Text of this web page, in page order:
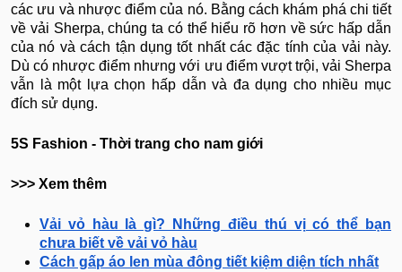
các ưu và nhược điểm của nó. Bằng cách khám phá chi tiết
về vải Sherpa, chúng ta có thể hiểu rõ hơn về sức hấp dẫn
của nó và cách tận dụng tốt nhất các đặc tính của vải này.
Dù có nhược điểm nhưng với ưu điểm vượt trội, vải Sherpa
vẫn là một lựa chọn hấp dẫn và đa dụng cho nhiều mục
đích sử dụng.
5S Fashion - Thời trang cho nam giới
>>> Xem thêm
Vải vỏ hàu là gì? Những điều thú vị có thể bạn
chưa biết về vải vỏ hàu
Cách gấp áo len mùa đông tiết kiệm diện tích nhất